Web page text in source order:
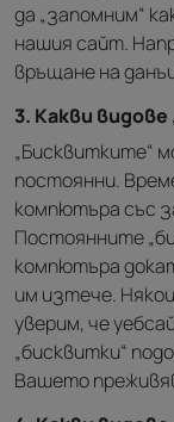
да „запомним“
нашия сайт.
връщане на
3. Какви
„Бисквитките“
постоянни.
компютъра със
Постоянните
компютъра
им изтече.
уверим, че
„бисквитки“
Вашето